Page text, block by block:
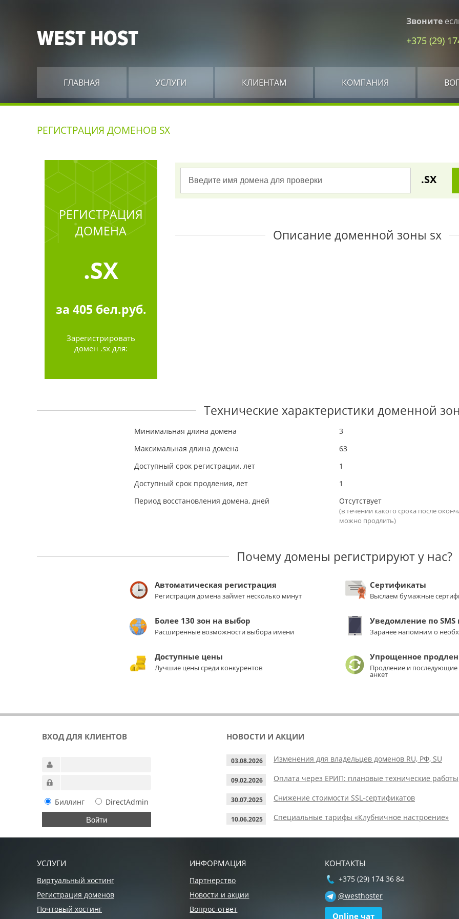
Звоните
+375 (29)
ГЛАВНАЯ УСЛУГИ КЛИЕНТАМ КОМПАНИЯ
РЕГИСТРАЦИЯ ДОМЕНОВ SX
РЕГИСТРАЦИЯ
ДОМЕНА
.SX
за 405 бел.руб.
Зарегистрировать
домен .sx для:
.SX
Описание доменной зоны sx
Технические характеристики доменной
Минимальная длина домена
3
Максимальная длина домена
63
Доступный срок регистрации, лет
1
Доступный срок продления, лет
1
Период восстановления домена, дней
Отсутствует
(в течении какого срока после
можно продлить)
Почему домены регистрируют у нас?
Автоматическая регистрация
Регистрация домена займет несколько минут
Сертификаты
Выслаем бумажные
Более 130 зон на выбор
Расширенные возможности выбора имени
Уведомление по SMS
Заранее напомним о
Доступные цены
Лучшие цены среди конкурентов
Упрощенное
Продление и последующие
анкет
ВХОД ДЛЯ КЛИЕНТОВ
Биллинг DirectAdmin
НОВОСТИ И АКЦИИ
03.08.2026 Изменения для владельцев доменов RU, РФ, SU
09.02.2026 Оплата через ЕРИП: плановые технические работы
30.07.2025 Снижение стоимости SSL-сертификатов
10.06.2025 Специальные тарифы «Клубничное настроение»
УСЛУГИ
Виртуальный хостинг
Регистрация доменов
Почтовый хостинг
ИНФОРМАЦИЯ
Партнерство
Новости и акции
Вопрос-ответ
КОНТАКТЫ
+375 (29) 174 36 84
@westhoster
Online чат